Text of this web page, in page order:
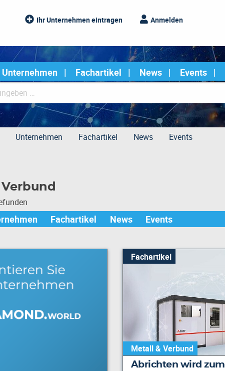
Ihr Unternehmen eintragen Anmelden
Unternehmen Fachartikel News
Events
Unternehmen Fachartikel News Events
Fachartikel News Events
Fachartikel
Metall & Verbund
Abrichten wird zum